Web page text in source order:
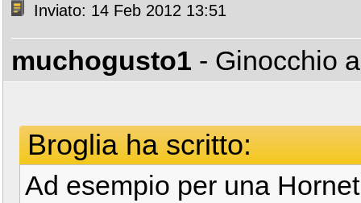
Inviato: 14 Feb 2012 13:51
muchogusto1 - Ginocchio
Broglia ha scritto:
Ad esempio per una